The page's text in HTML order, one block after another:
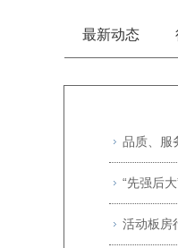
最新动态
品质、服
“先强后
活动板房